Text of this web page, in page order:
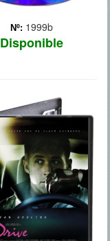
Nº: 1999b
Disponible
DRIVE